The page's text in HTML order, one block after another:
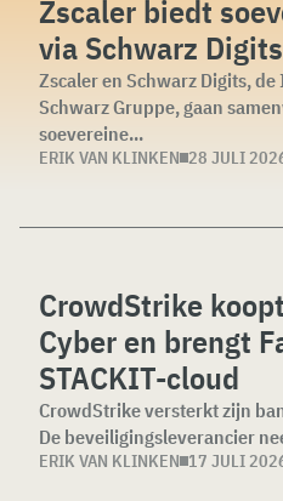
Zscaler biedt
via Schwarz Digits
Zscaler en Schwarz Digits,
Schwarz Gruppe, gaan
soevereine...
ERIK VAN KLINKEN 28 JULI
CrowdStrike
Cyber en brengt
STACKIT-cloud
CrowdStrike versterkt zijn
De beveiligingsleverancier
ERIK VAN KLINKEN 17 JULI